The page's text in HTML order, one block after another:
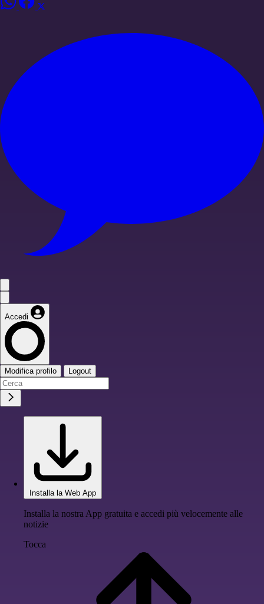
Accedi
Modifica profilo Logout
Installa la Web App
Installa la nostra App gratuita e accedi più velocemente alle
notizie
Tocca